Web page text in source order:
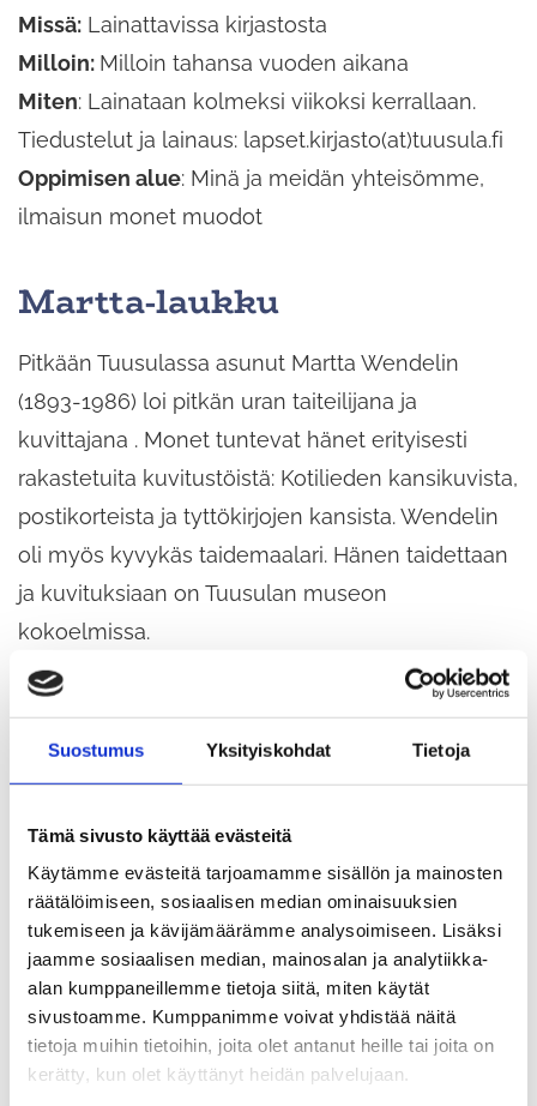
Suostumus Yksityiskohdat Tietoja
Tämä sivusto käyttää evästeitä
Käytämme evästeitä tarjoamamme sisällön ja mainosten
räätälöimiseen, sosiaalisen median ominaisuuksien
tukemiseen ja kävijämäärämme analysoimiseen. Lisäksi
jaamme sosiaalisen median, mainosalan ja analytiikka-
alan kumppaneillemme tietoja siitä, miten käytät
sivustoamme. Kumppanimme voivat yhdistää näitä
tietoja muihin tietoihin, joita olet antanut heille tai joita on
kerätty, kun olet käyttänyt heidän palvelujaan.
Missä: Lainattavissa kirjastosta
Milloin: Milloin tahansa vuoden aikana
Miten: Lainataan kolmeksi viikoksi kerrallaan.
Tiedustelut ja lainaus: lapset.kirjasto(at)tuusula.fi
Oppimisen alue: Minä ja meidän yhteisömme,
ilmaisun monet muodot
Martta-laukku
Pitkään Tuusulassa asunut Martta Wendelin
(1893-1986) loi pitkän uran taiteilijana ja
kuvittajana . Monet tuntevat hänet erityisesti
rakastetuita kuvitustöistä: Kotilieden kansikuvista,
postikorteista ja tyttökirjojen kansista. Wendelin
oli myös kyvykäs taidemaalari. Hänen taidettaan
ja kuvituksiaan on Tuusulan museon
kokoelmissa.
Mitä: Lainattava materiaalipaketti esittelee Martta
Wendelinin työtä ja taidetta.
Missä: Lainattavissa kirjastosta
Milloin: Milloin tahansa vuoden aikana
Miten: Lainataan kolmeksi viikoksi kerrallaan.
Tiedustelut ja lainaus: lapset.kirjasto(at)tuusula.fi
Oppimisen alue : Kielen rikas maailma, ilmaisun
monet muodot, minä ja meidän yhteisömme